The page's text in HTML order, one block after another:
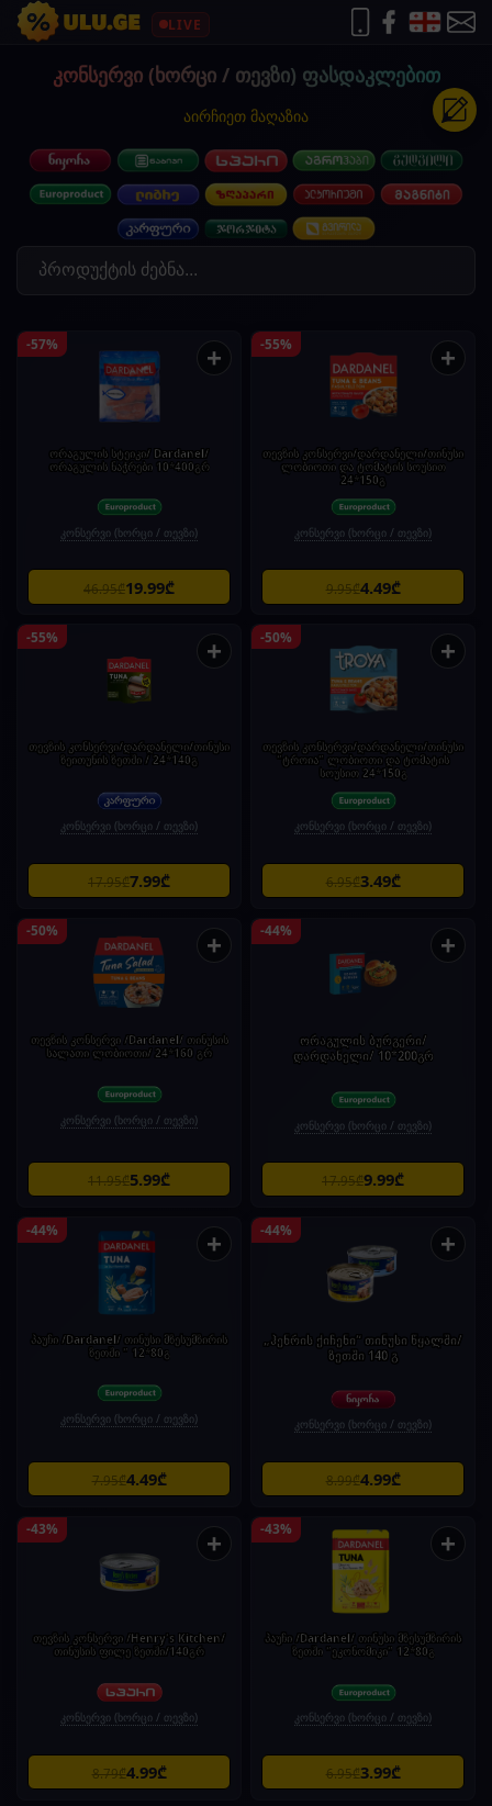
LIVE
კონსერვი (ხორცი / თევზი) ფასდაკლებით
აირჩიეთ მაღაზია
-57% +
ორაგულის სტეიკი/ Dardanel/
ორაგულის ნაჭრები 10*400გრ
კონსერვი (ხორცი / თევზი)
46.95₾19.99₾
-55% +
თევზის კონსერვი/დარდანელი/თინუსი
ლობიოთი და ტომატის სოუსით
24*150გ
კონსერვი (ხორცი / თევზი)
9.95₾4.49₾
-55% +
თევზის კონსერვი/დარდანელი/თინუსი
ზეითუნის ზეთში / 24*140გ
კონსერვი (ხორცი / თევზი)
17.95₾7.99₾
-50% +
თევზის კონსერვი/დარდანელი/თინუსი
"ტროია" ლობიოთი და ტომატის
სოუსით 24*150გ
კონსერვი (ხორცი / თევზი)
6.95₾3.49₾
-50% +
თევზის კონსერვი /Dardanel/ თინუსის
სალათი ლობიოთი/ 24*160 გრ
კონსერვი (ხორცი / თევზი)
11.95₾5.99₾
-44% +
ორაგულის ბურგერი/
დარდანელი/ 10*200გრ
კონსერვი (ხორცი / თევზი)
17.95₾9.99₾
-44% +
პაუჩი /Dardanel/ თინუსი მზესუმზირის
ზეთში " 12*80გ
კონსერვი (ხორცი / თევზი)
7.95₾4.49₾
-44% +
„ჰენრის ქიჩენი“ თინუსი წყალში/
ზეთში 140 გ
კონსერვი (ხორცი / თევზი)
8.99₾4.99₾
-43% +
თევზის კონსერვი /Henry's Kitchen/
თინუსის ფილე ზეთში/140გრ
კონსერვი (ხორცი / თევზი)
8.79₾4.99₾
-43% +
პაუჩი /Dardanel/ თინუსი მზესუმზირის
ზეთში "ეკონომიკი" 12*80გ
კონსერვი (ხორცი / თევზი)
6.95₾3.99₾